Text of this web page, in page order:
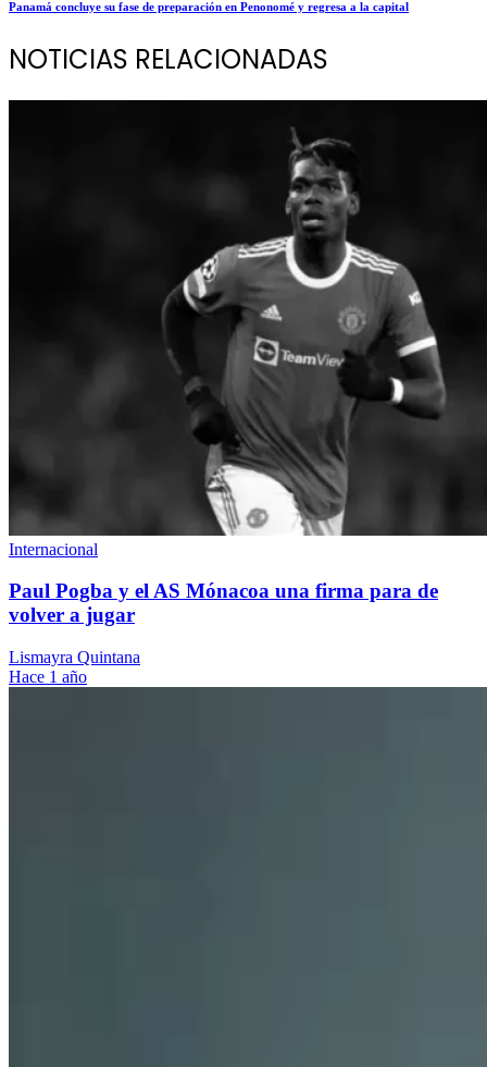
Panamá concluye su fase de preparación en Penonomé y regresa a la capital
NOTICIAS RELACIONADAS
Internacional
Paul Pogba y el AS Mónacoa una firma para de
volver a jugar
Lismayra Quintana
Hace 1 año